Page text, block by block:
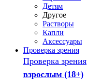
Детям
Другое
Растворы
Капли
Аксессуары
Проверка зрения
Проверка зрения
взрослым (18+)